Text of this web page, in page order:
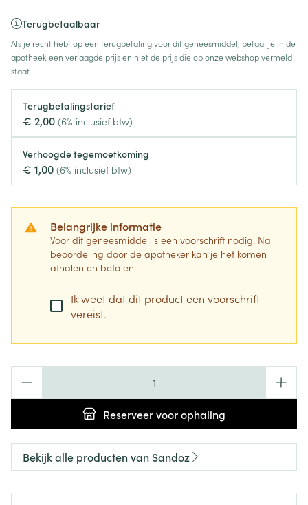
Terugbetaalbaar
Als je recht hebt op een terugbetaling voor dit geneesmiddel, betaal je in de
apotheek een verlaagde prijs en niet de prijs die op onze webshop vermeld
staat.
Terugbetalingstarief
€ 2,00 (6% inclusief btw)
Verhoogde tegemoetkoming
€ 1,00 (6% inclusief btw)
Belangrijke informatie
Voor dit geneesmiddel is een voorschrift nodig. Na
beoordeling door de apotheker kan je het komen
afhalen en betalen.
Ik weet dat dit product een voorschrift
vereist.
Reserveervoor ophaling
Bekijk alle producten van Sandoz